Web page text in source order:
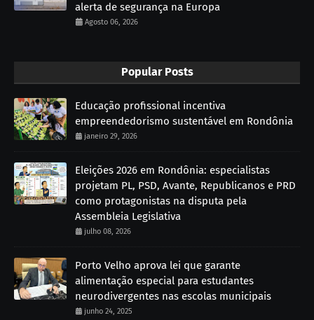
alerta de segurança na Europa
Agosto 06, 2026
Popular Posts
Educação profissional incentiva
empreendedorismo sustentável em Rondônia
janeiro 29, 2026
Eleições 2026 em Rondônia: especialistas
projetam PL, PSD, Avante, Republicanos e PRD
como protagonistas na disputa pela
Assembleia Legislativa
julho 08, 2026
Porto Velho aprova lei que garante
alimentação especial para estudantes
neurodivergentes nas escolas municipais
junho 24, 2025